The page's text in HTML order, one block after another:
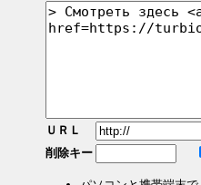
ＵＲＬ
削除キー